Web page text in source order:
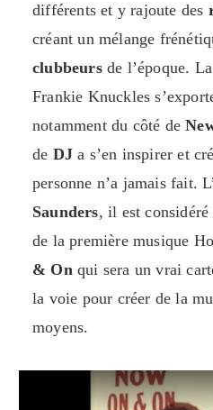
différents et y rajoute des
créant un mélange
clubbeursde l’époque.
Frankie Knuckles
notamment du côté de
de DJ a s’en inspirer et
personne n’a jamais fait.
Saunders, il est
de la première musique
& Onqui sera un vrai
la voie pour créer de la
moyens.